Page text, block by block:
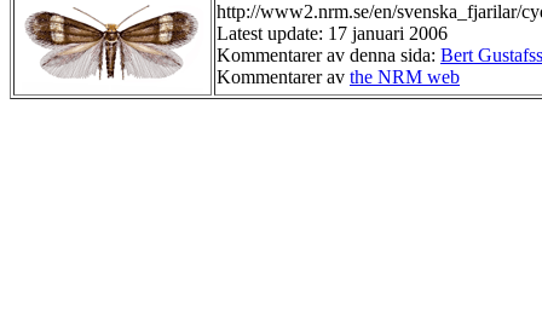
http://www2.nrm.se/en/svenska_fjarilar/
Latest update: 17 januari 2006
Kommentarer av denna sida: Bert
Kommentarer av the NRM web